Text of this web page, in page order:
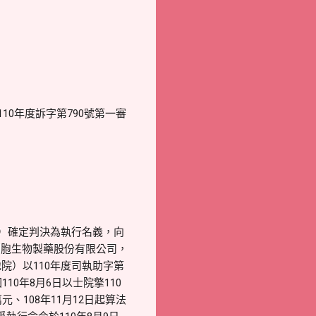
年度訴字第790號第一審
確定判決為執行名義，向
生物製藥股份有限公司，
）以110年度司執助字第
年8月6日以士院擎110
、108年11月12日起算法